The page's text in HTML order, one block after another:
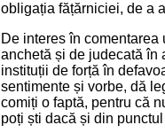
obligația fățărniciei, de a
De interes în comentarea
anchetă și de judecată în
instituții de forță în
sentimente și vorbe, dă
comiți o faptă, pentru că
poți ști dacă și din